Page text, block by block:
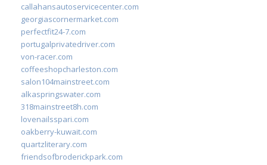
callahansautoservicecenter.com
georgiascornermarket.com
perfectfit24-7.com
portugalprivatedriver.com
von-racer.com
coffeeshopcharleston.com
salon104mainstreet.com
alkaspringswater.com
318mainstreet8h.com
lovenailsspari.com
oakberry-kuwait.com
quartzliterary.com
friendsofbroderickpark.com